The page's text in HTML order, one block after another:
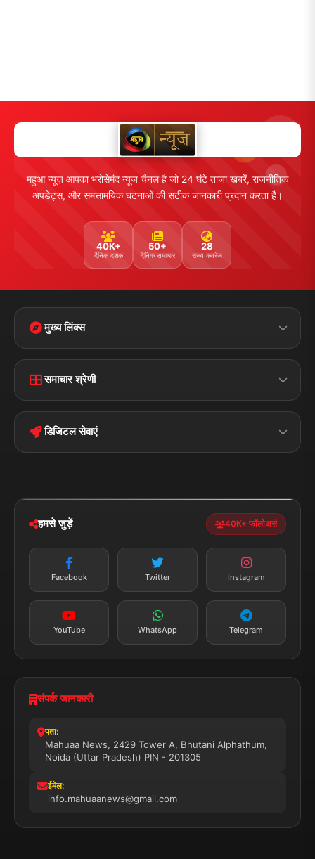
महुआ न्यूज़ आपका भरोसेमंद न्यूज़ चैनल है जो 24 घंटे ताजा खबरें, राजनीतिक
अपडेट्स, और समसामयिक घटनाओं की सटीक जानकारी प्रदान करता है।
40K+
दैनिक दर्शक
50+
दैनिक समाचार
28
राज्य कवरेज
मुख्य लिंक्स
Disclaimer
Terms &
Privacy Policy
समाचार श्रेणी
पॉलिटिकल झारखण्ड
डिजिटल सेवाएं
न्यूज़ अलर्ट
सब्सक्राइब करें
हमसे जुड़ें 40K+ फॉलोअर्स
Facebook Twitter Instagram
YouTube WhatsApp Telegram
संपर्क जानकारी
पता:
Mahuaa News, 2429 Tower A, Bhutani Alphathum,
Noida (Uttar Pradesh) PIN - 201305
ईमेल:
info.mahuaanews@gmail.com